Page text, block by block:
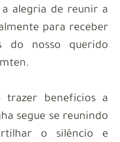
alegria de reunir a
para receber
do nosso querido
trazer benefícios a
segue se reunindo
o silêncio e